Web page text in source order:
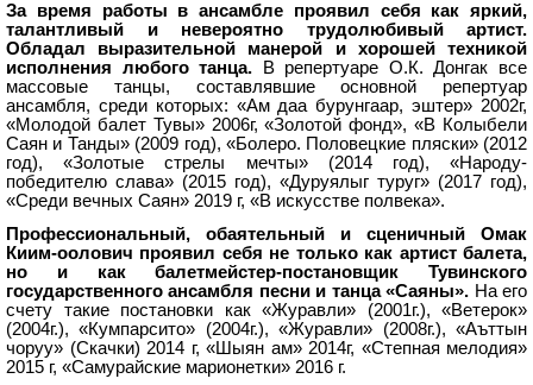
За время работы в ансамбле проявил себя как яркий,
талантливый и невероятно трудолюбивый артист.
Обладал выразительной манерой и хорошей техникой
исполнения любого танца.
В репертуаре О.К. Донгак все
массовые танцы, составлявшие основной репертуар
ансамбля, среди которых: «Ам даа бурунгаар, эштер» 2002г,
«Молодой балет Тувы» 2006г, «Золотой фонд», «В Колыбели
Саян и Танды» (2009 год), «Болеро. Половецкие пляски» (2012
год), «Золотые стрелы мечты» (2014 год), «Народу-
победителю слава» (2015 год), «Дуруялыг туруг» (2017 год),
«Среди вечных Саян» 2019 г, «В искусстве полвека».
Профессиональный, обаятельный и сценичный Омак
Киим-оолович проявил себя не только как артист балета,
но и как балетмейстер-постановщик Тувинского
государственного ансамбля песни и танца «Саяны». На его
счету такие постановки как «Журавли» (2001г.), «Ветерок»
(2004г.), «Кумпарсито» (2004г.), «Журавли» (2008г.), «Аъттын
чоруу» (Скачки) 2014 г, «Шыян ам» 2014г, «Степная мелодия»
2015 г, «Самурайские марионетки» 2016 г.